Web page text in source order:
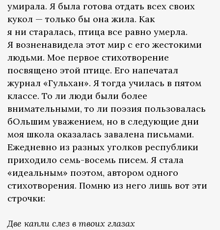
умирала. Я была готова отдать всех своих
кукол — только бы она жила. Как
я ни старалась, птица все равно умерла.
Я возненавидела этот мир с его жестокими
людьми. Мое первое стихотворение
посвящено этой птице. Его напечатал
журнал «Гульхан». Я тогда училась в пятом
классе. То ли люди были более
внимательными, то ли поэзия пользовалась
бОльшим уважением, но в следующие дни
моя школа оказалась завалена письмами.
Ежедневно из разных уголков республики
приходило семь-восемь писем. Я стала
«идеальным» поэтом, автором одного
стихотворения. Помню из него лишь вот эти
строчки:
Две капли слез в твоих глазах